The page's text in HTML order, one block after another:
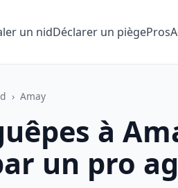
un nidDéclarer un piègePros
› Amay
à
un pro